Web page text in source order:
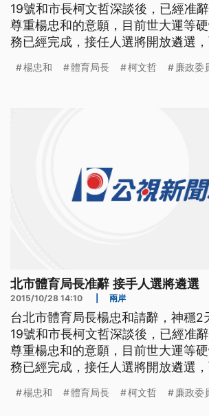
19號和市長柯文哲深談後，已經准
尊重楊忠和的意願，目前世大運等
務已經完成，接任人選將開放遴選
的工作 他都做完了 那再下來就是說
楊忠和 體育局長 柯文哲 廉政委
北市體育局長准辭 接手人選將遴選
2015/10/28 14:10 兩岸
台北市體育局長楊忠和請辭，神穩2
19號和市長柯文哲深談後，已經准
尊重楊忠和的意願，目前世大運等
務已經完成，接任人選將開放遴選
的工作 他都做完了 那再下來就是說
楊忠和 體育局長 柯文哲 廉政委